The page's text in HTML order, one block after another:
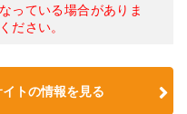
っている場合がありま
ださい。
トの情報を見る